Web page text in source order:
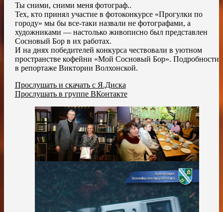
Ты сними, сними меня фотограф..
Тех, кто принял участие в фотоконкурсе «Прогулки по
городу» мы бы все-таки назвали не фотографами, а
художниками — настолько живописно был представлен
Сосновый Бор в их работах.
И на днях победителей конкурса чествовали в уютном
пространстве кофейни «Мой Сосновый Бор». Подробности
в репортаже Виктории Волхонской.
Прослушать и скачать с Я.Диска
Прослушать в группе ВКонтакте